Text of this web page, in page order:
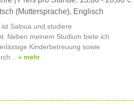
(Muttersprache), Englisch
Saloua und studiere
Neben meinem Studium biete ich
Kinderbetreuung sowie
» mehr